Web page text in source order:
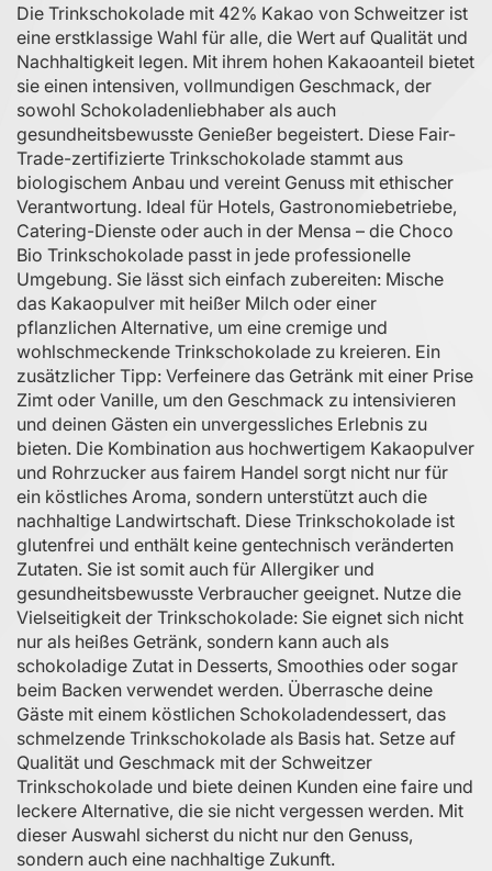
Die Trinkschokolade mit 42% Kakao von Schweitzer ist
eine erstklassige Wahl für alle, die Wert auf Qualität und
Nachhaltigkeit legen. Mit ihrem hohen Kakaoanteil bietet
sie einen intensiven, vollmundigen Geschmack, der
sowohl Schokoladenliebhaber als auch
gesundheitsbewusste Genießer begeistert. Diese Fair-
Trade-zertifizierte Trinkschokolade stammt aus
biologischem Anbau und vereint Genuss mit ethischer
Verantwortung. Ideal für Hotels, Gastronomiebetriebe,
Catering-Dienste oder auch in der Mensa – die Choco
Bio Trinkschokolade passt in jede professionelle
Umgebung. Sie lässt sich einfach zubereiten: Mische
das Kakaopulver mit heißer Milch oder einer
pflanzlichen Alternative, um eine cremige und
wohlschmeckende Trinkschokolade zu kreieren. Ein
zusätzlicher Tipp: Verfeinere das Getränk mit einer Prise
Zimt oder Vanille, um den Geschmack zu intensivieren
und deinen Gästen ein unvergessliches Erlebnis zu
bieten. Die Kombination aus hochwertigem Kakaopulver
und Rohrzucker aus fairem Handel sorgt nicht nur für
ein köstliches Aroma, sondern unterstützt auch die
nachhaltige Landwirtschaft. Diese Trinkschokolade ist
glutenfrei und enthält keine gentechnisch veränderten
Zutaten. Sie ist somit auch für Allergiker und
gesundheitsbewusste Verbraucher geeignet. Nutze die
Vielseitigkeit der Trinkschokolade: Sie eignet sich nicht
nur als heißes Getränk, sondern kann auch als
schokoladige Zutat in Desserts, Smoothies oder sogar
beim Backen verwendet werden. Überrasche deine
Gäste mit einem köstlichen Schokoladendessert, das
schmelzende Trinkschokolade als Basis hat. Setze auf
Qualität und Geschmack mit der Schweitzer
Trinkschokolade und biete deinen Kunden eine faire und
leckere Alternative, die sie nicht vergessen werden. Mit
dieser Auswahl sicherst du nicht nur den Genuss,
sondern auch eine nachhaltige Zukunft.